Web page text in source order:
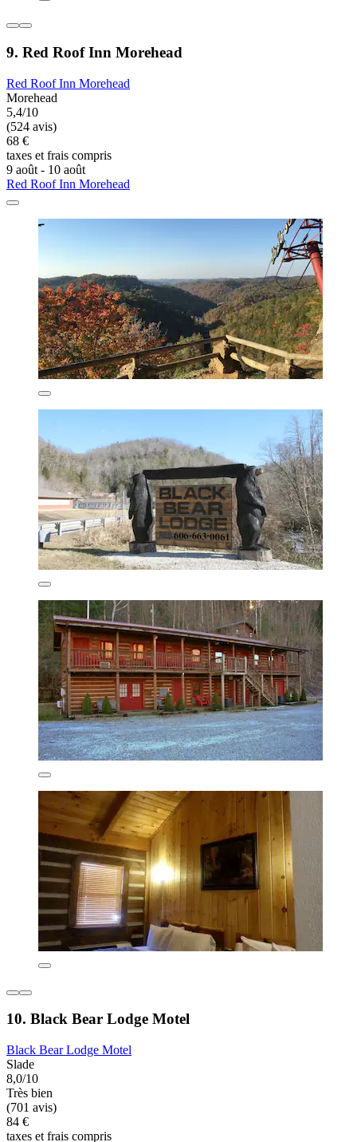
9. Red Roof Inn Morehead
Red Roof Inn Morehead
Morehead
5,4/10
(524 avis)
68 €
taxes et frais compris
9 août - 10 août
Red Roof Inn Morehead
10. Black Bear Lodge Motel
Black Bear Lodge Motel
Slade
8,0/10
Très bien
(701 avis)
84 €
taxes et frais compris